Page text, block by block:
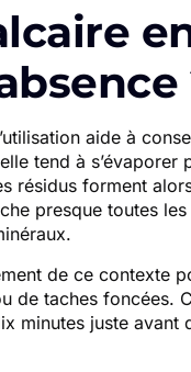
aide à
tend à s’évaporer
résidus forment
presque toutes
de ce contexte
de taches foncées.
minutes juste